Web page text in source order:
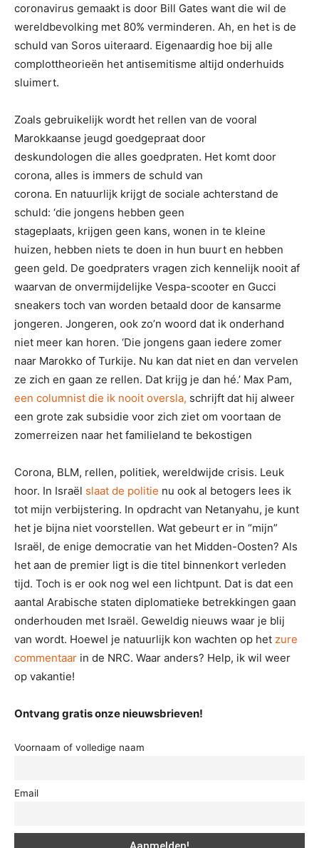
coronavirus gemaakt is door Bill Gates want die wil de
wereldbevolking met 80% verminderen. Ah, en het is de
schuld van Soros uiteraard. Eigenaardig hoe bij alle
complottheorieën het antisemitisme altijd onderhuids
sluimert.
Zoals gebruikelijk wordt het rellen van de vooral
Marokkaanse jeugd goedgepraat door
deskundologen die alles goedpraten. Het komt door
corona, alles is immers de schuld van
corona. En natuurlijk krijgt de sociale achterstand de
schuld: ‘die jongens hebben geen
stageplaats, krijgen geen kans, wonen in te kleine
huizen, hebben niets te doen in hun buurt en hebben
geen geld. De goedpraters vragen zich kennelijk nooit af
waarvan de onvermijdelijke Vespa-scooter en Gucci
sneakers toch van worden betaald door de kansarme
jongeren. Jongeren, ook zo’n woord dat ik onderhand
niet meer kan horen. ‘Die jongens gaan iedere zomer
naar Marokko of Turkije. Nu kan dat niet en dan vervelen
ze zich en gaan ze rellen. Dat krijg je dan hé.’ Max Pam,
een columnist die ik nooit oversla, schrijft dat hij alweer
een grote zak subsidie voor zich ziet om voortaan de
zomerreizen naar het familieland te bekostigen
Corona, BLM, rellen, politiek, wereldwijde crisis. Leuk
hoor. In Israël slaat de politie nu ook al betogers lees ik
tot mijn verbijstering. In opdracht van Netanyahu, je kunt
het je bijna niet voorstellen. Wat gebeurt er in “mijn”
Israël, de enige democratie van het Midden-Oosten? Als
het aan de premier ligt is die titel binnenkort verleden
tijd. Toch is er ook nog wel een lichtpunt. Dat is dat een
aantal Arabische staten diplomatieke betrekkingen gaan
onderhouden met Israël. Geweldig nieuws waar je blij
van wordt. Hoewel je natuurlijk kon wachten op het zure
commentaar in de NRC. Waar anders? Help, ik wil weer
op vakantie!
Ontvang gratis onze nieuwsbrieven!
Voornaam of volledige naam
Email